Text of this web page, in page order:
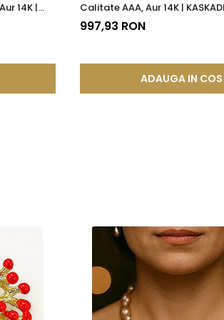
14K |
Calitate AAA, Aur 14K |
997,93 RON
ADAUGA IN COS